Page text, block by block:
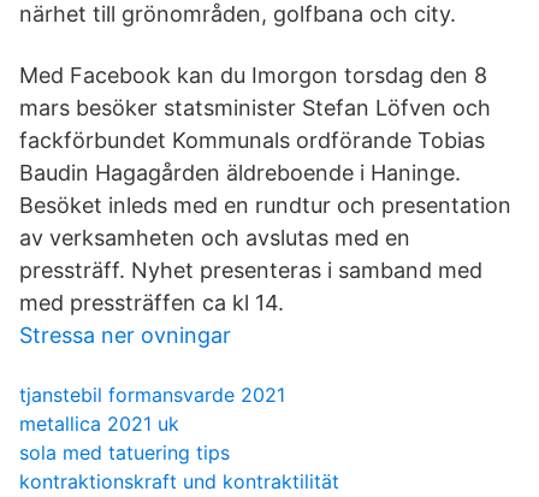
närhet till grönområden, golfbana och city.
Med Facebook kan du Imorgon torsdag den 8
mars besöker statsminister Stefan Löfven och
fackförbundet Kommunals ordförande Tobias
Baudin Hagagården äldreboende i Haninge.
Besöket inleds med en rundtur och presentation
av verksamheten och avslutas med en
pressträff. Nyhet presenteras i samband med
med pressträffen ca kl 14.
Stressa ner ovningar
tjanstebil formansvarde 2021
metallica 2021 uk
sola med tatuering tips
kontraktionskraft und kontraktilität